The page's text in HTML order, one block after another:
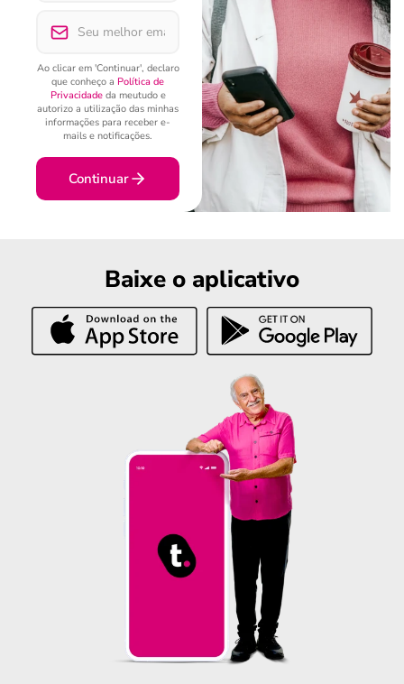
Ao clicar em 'Continuar', declaro
que conheço a Política de
Privacidadeda meutudo e
autorizo a utilização das minhas
informações para receber e-
mails e notificações.
Continuar
Baixe o aplicativo